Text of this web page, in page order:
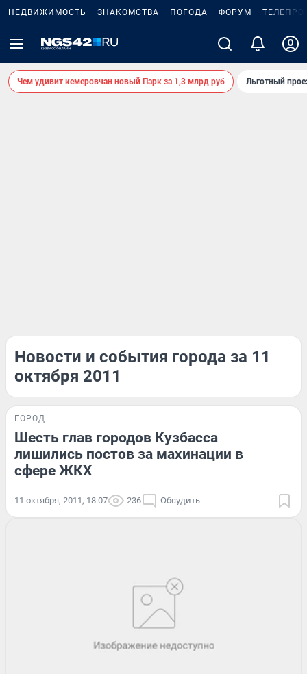
НЕДВИЖИМОСТЬ ЗНАКОМСТВА ПОГОДА ФОРУМ
Чем удивит кемеровчан новый Парк за 1,3 млрд руб Льготный
Новости и события города за 11
октября 2011
ГОРОД
Шесть глав городов Кузбасса
лишились постов за махинации в
сфере ЖКХ
11 октября, 2011, 18:07 236 Обсудить